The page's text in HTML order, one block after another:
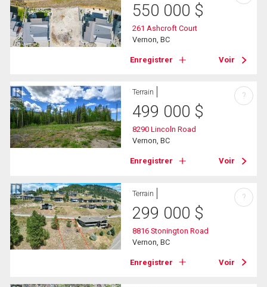
550 000 $
261 Ashcroft Court
Vernon, BC
Enregistrer Voir
Terrain
499 000 $
8290 Lincoln Road
Vernon, BC
Enregistrer Voir
?
Terrain
299 000 $
8816 Stonington Road
Vernon, BC
Enregistrer Voir
?